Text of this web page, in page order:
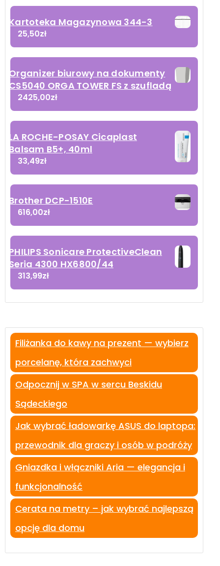
Kartoteka Magazynowa 344-3
25,50zł
Organizer biurowy na dokumenty
CS5040 ORGA TOWER FS z szufladą
2425,00zł
LA ROCHE-POSAY Cicaplast
Balsam B5+, 40ml
33,49zł
Brother DCP-1510E
616,00zł
PHILIPS Sonicare ProtectiveClean
Seria 4300 HX6800/44
313,99zł
Filiżanka do kawy na prezent — wybierz
porcelanę, która zachwyci
Odpocznij w SPA w sercu Beskidu
Sądeckiego
Jak wybrać ładowarkę ASUS do laptopa:
przewodnik dla graczy i osób w podróży
Gniazdka i włączniki Aria — elegancja i
funkcjonalność
Cerata na metry – jak wybrać najlepszą
opcję dla domu